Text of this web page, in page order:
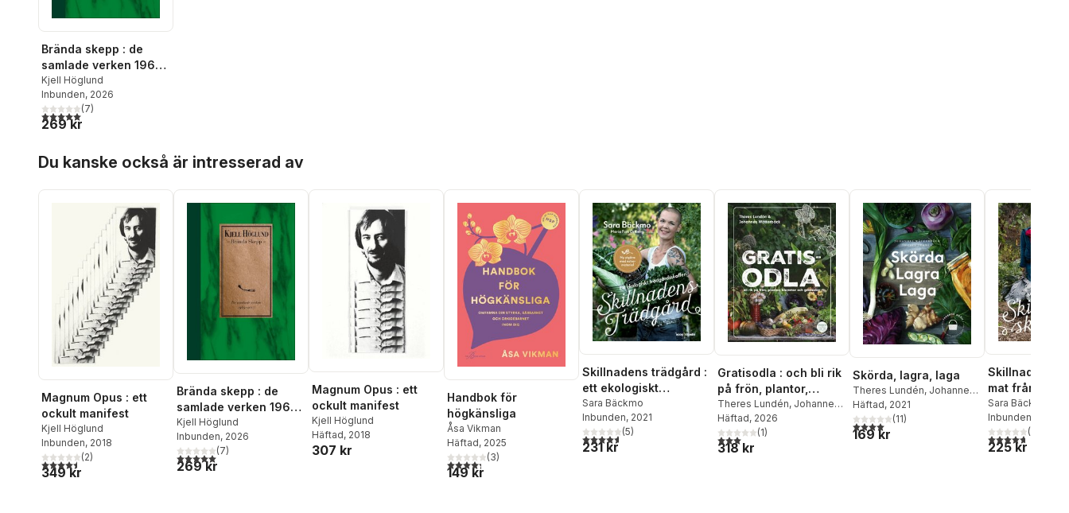
Brända skepp : de
samlade verken 1965-
2007
Kjell Höglund
Inbunden, 2026
5,0utav 5 stjärnor. Totalt antal röster:
(7)
269 kr
Du kanske också är intresserad av
Magnum Opus : ett
ockult manifest
Kjell Höglund
Inbunden, 2018
4,5utav 5 stjärnor. Totalt antal röster:
(2)
349 kr
Brända skepp : de
samlade verken 1965-
2007
Kjell Höglund
Inbunden, 2026
5,0utav 5 stjärnor. Totalt antal röster:
(7)
269 kr
Magnum Opus : ett
ockult manifest
Kjell Höglund
Häftad, 2018
307 kr
Handbok för
högkänsliga
Åsa Vikman
Häftad, 2025
4,3utav 5 stjärnor. Totalt antal röster:
(3)
149 kr
Skillnadens trädgård :
ett ekologiskt
trädgårdsskafferi
Sara Bäckmo
Inbunden, 2021
4,6utav 5 stjärnor. Totalt antal röster:
(5)
231 kr
Gratisodla : och bli rik
på frön, plantor,
blommor och
grönsaker
Theres Lundén, Johannes
Wätterbäck
Häftad, 2026
3,0utav 5 stjärnor. Totalt antal röster:
(1)
318 kr
Skörda, lagra, laga
Theres Lundén, Johannes
Wätterbäck
Häftad, 2021
4,0utav 5 stjärnor. Totalt antal röster:
(11)
169 kr
Skillnadens
mat från
året om
Sara Bäckmo
Inbunden
4,7utav 5(
225 kr